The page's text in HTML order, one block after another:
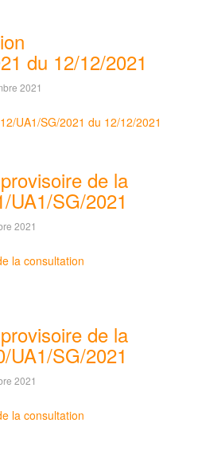
du 12/12/2021
2021
UA1/SG/2021 du 12/12/2021
de la
UA1/SG/2021
2021
la consultation
de la
UA1/SG/2021
2021
la consultation